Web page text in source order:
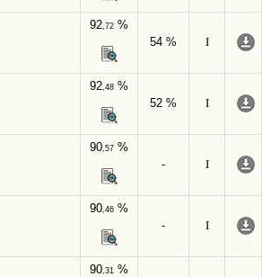
92,72 %
54 %
I
92,48 %
52 %
I
90,57 %
-
I
90,46 %
-
I
90,31 %